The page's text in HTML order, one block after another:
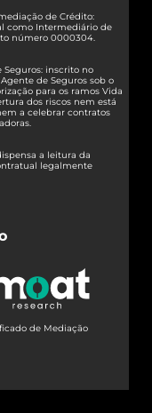
de Crédito:
como Intermediário de
número 0000304.
Seguros: inscrito no
de Seguros sob o
para os ramos Vida
dos riscos nem está
a celebrar contratos
a leitura da
legalmente
de Mediação